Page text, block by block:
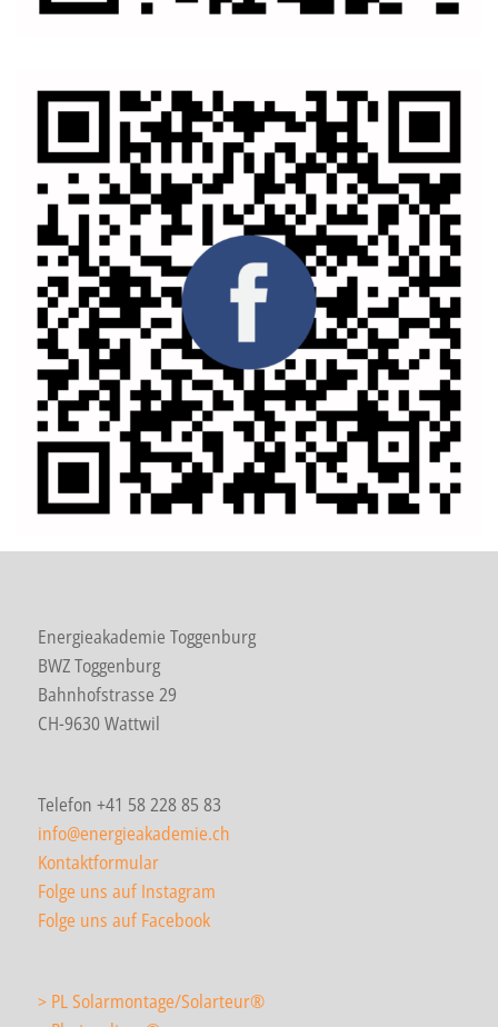
Energieakademie Toggenburg
BWZ Toggenburg
Bahnhofstrasse 29
CH-9630 Wattwil
Telefon +41 58 228 85 83
info@energieakademie.ch
Kontaktformular
Folge uns auf Instagram
Folge uns auf Facebook
> PL Solarmontage/Solarteur®